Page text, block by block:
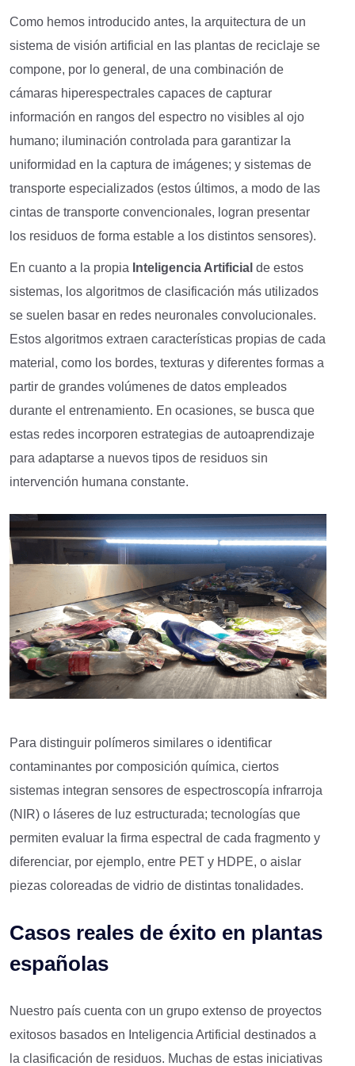
Como hemos introducido antes, la arquitectura de un
sistema de visión artificial en las plantas de reciclaje se
compone, por lo general, de una combinación de
cámaras hiperespectrales capaces de capturar
información en rangos del espectro no visibles al ojo
humano; iluminación controlada para garantizar la
uniformidad en la captura de imágenes; y sistemas de
transporte especializados (estos últimos, a modo de las
cintas de transporte convencionales, logran presentar
los residuos de forma estable a los distintos sensores).
En cuanto a la propia Inteligencia Artificial de estos
sistemas, los algoritmos de clasificación más utilizados
se suelen basar en redes neuronales convolucionales.
Estos algoritmos extraen características propias de cada
material, como los bordes, texturas y diferentes formas a
partir de grandes volúmenes de datos empleados
durante el entrenamiento. En ocasiones, se busca que
estas redes incorporen estrategias de autoaprendizaje
para adaptarse a nuevos tipos de residuos sin
intervención humana constante.
Para distinguir polímeros similares o identificar
contaminantes por composición química, ciertos
sistemas integran sensores de espectroscopía infrarroja
(NIR) o láseres de luz estructurada; tecnologías que
permiten evaluar la firma espectral de cada fragmento y
diferenciar, por ejemplo, entre PET y HDPE, o aislar
piezas coloreadas de vidrio de distintas tonalidades.
Casos reales de éxito en plantas
españolas
Nuestro país cuenta con un grupo extenso de proyectos
exitosos basados en Inteligencia Artificial destinados a
la clasificación de residuos. Muchas de estas iniciativas